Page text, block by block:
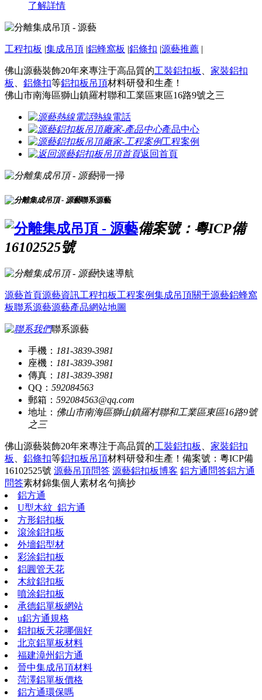
了解詳情
工程扣板 |集成吊頂 |鋁蜂窩板 |鋁條扣 |源藝推薦 |
佛山源藝裝飾20年來專注于高品質的工裝鋁扣板
家裝鋁扣
板
鋁條扣等鋁扣板吊頂材料研發和生產！
佛山市南海區獅山鎮羅村聯和工業區東區16路9號之三
熱線電話
產品中心
工程案例
返回首頁
掃一掃
聯系源藝
備案號：粵ICP備
16102525號
快速導航
源藝首頁源藝資訊工程扣板工程案例集成吊頂關于源藝鋁蜂窩
板聯系源藝源藝產品網站地圖
聯系源藝
手機： 181-3839-3981
座機： 181-3839-3981
傳真： 181-3839-3981
QQ： 592084563
郵箱： 592084563@qq.com
地址： 佛山市南海區獅山鎮羅村聯和工業區東區16路9號
之三
佛山源藝裝飾20年來專注于高品質的工裝鋁扣板 、 家裝鋁扣
板 、 鋁條扣等鋁扣板吊頂材料研發和生產！ 備案號：粵ICP備
16102525號 源藝吊頂問答 源藝鋁扣板博客 鋁方通問答鋁方通
問答素材錦集個人素材名句摘抄
鋁方通
U型木紋_鋁方通
方形鋁扣板
滾涂鋁扣板
外墻鋁型材
彩涂鋁扣板
鋁圓管天花
木紋鋁扣板
噴涂鋁扣板
承德鋁單板網站
u鋁方通規格
鋁扣板天花哪個好
北京鋁單板材料
福建漳州鋁方通
晉中集成吊頂材料
菏澤鋁單板價格
鋁方通環保嗎